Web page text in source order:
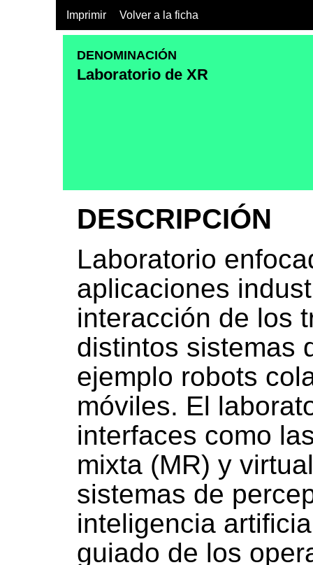
Imprimir Volver a la ficha
DENOMINACIÓN
Laboratorio de XR
DESCRIPCIÓN
Laboratorio
aplicaciones
interacción de los
distintos sistemas
ejemplo robots
móviles. El
interfaces como
mixta (MR) y
sistemas de
inteligencia
guiado de los